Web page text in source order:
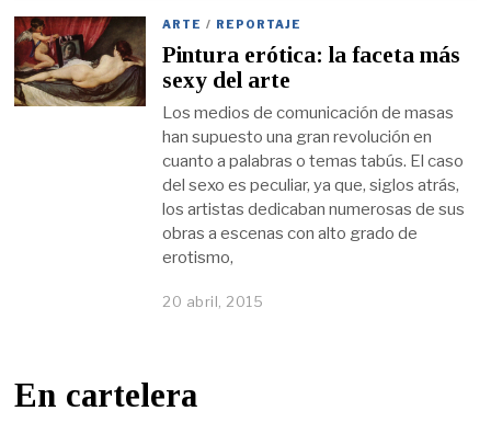
ARTE / REPORTAJE
Pintura erótica: la faceta más
sexy del arte
Los medios de comunicación de masas
han supuesto una gran revolución en
cuanto a palabras o temas tabús. El caso
del sexo es peculiar, ya que, siglos atrás,
los artistas dedicaban numerosas de sus
obras a escenas con alto grado de
erotismo,
20 abril, 2015
En cartelera